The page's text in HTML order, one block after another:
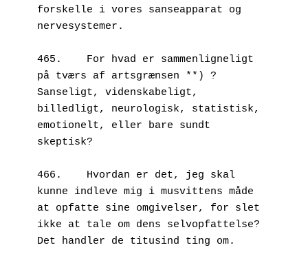
forskelle i vores sanseapparat og
nervesystemer.
465.	For hvad er sammenligneligt
på tværs af artsgrænsen **) ?
Sanseligt, videnskabeligt,
billedligt, neurologisk, statistisk,
emotionelt, eller bare sundt
skeptisk?
466.	Hvordan er det, jeg skal
kunne indleve mig i musvittens måde
at opfatte sine omgivelser, for slet
ikke at tale om dens selvopfattelse?
Det handler de titusind ting om.